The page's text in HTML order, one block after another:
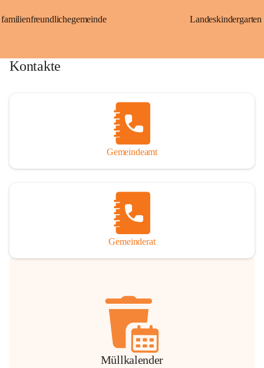
familienfreundlichegemeinde
Kontakte
Gemeindeamt
Gemeinderat
Müllkalender